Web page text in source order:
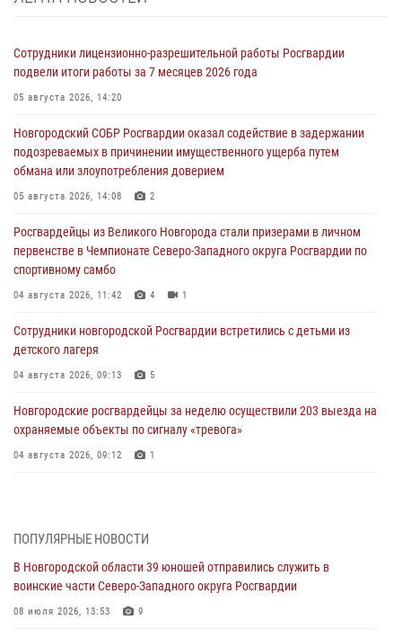
Сотрудники лицензионно-разрешительной работы Росгвардии
подвели итоги работы за 7 месяцев 2026 года
05 августа 2026, 14:20
Новгородский СОБР Росгвардии оказал содействие в задержании
подозреваемых в причинении имущественного ущерба путем
обмана или злоупотребления доверием
05 августа 2026, 14:08 2
Росгвардейцы из Великого Новгорода стали призерами в личном
первенстве в Чемпионате Северо-Западного округа Росгвардии по
спортивному самбо
04 августа 2026, 11:42 4 1
Сотрудники новгородской Росгвардии встретились с детьми из
детского лагеря
04 августа 2026, 09:13 5
Новгородские росгвардейцы за неделю осуществили 203 выезда на
охраняемые объекты по сигналу «тревога»
04 августа 2026, 09:12 1
В Великом Новгороде сотрудники центра лицензионно-
разрешительной работы Росгвардии провели телефонную «горячую
ПОПУЛЯРНЫЕ НОВОСТИ
В Новгородской области 39 юношей отправились служить в
воинские части Северо-Западного округа Росгвардии
08 июля 2026, 13:53 9